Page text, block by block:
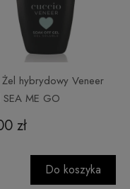
hybrydowy Veneer
SEA ME GO
zł
Do koszyka